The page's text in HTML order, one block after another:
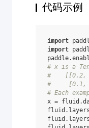
代码示例
import
import
paddle.
# x is a
#    [[0.2,
#     [0.1,
# Each
x = fluid .
fluid . layers
fluid . layers